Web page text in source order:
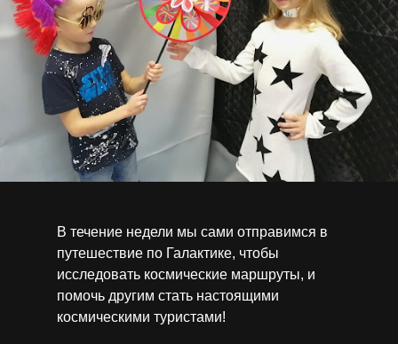
В течение недели мы сами отправимся в
путешествие по Галактике, чтобы
исследовать космические маршруты, и
помочь другим стать настоящими
космическими туристами!